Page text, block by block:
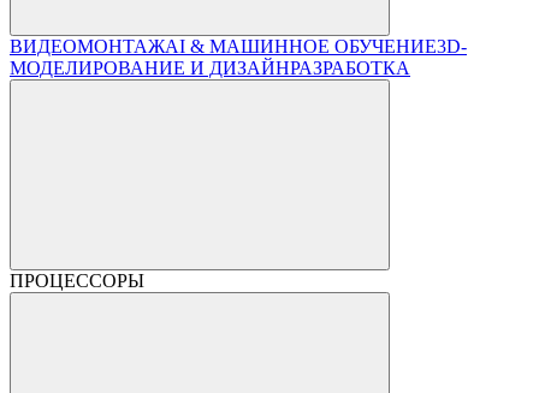
ВИДЕОМОНТАЖAI & МАШИННОЕ ОБУЧЕНИЕ3D-
МОДЕЛИРОВАНИЕ И ДИЗАЙНРАЗРАБОТКА
ПРОЦЕССОРЫ